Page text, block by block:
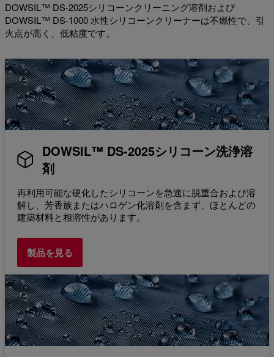
DOWSIL™ DS-2025シリコーンクリーニング溶剤および
DOWSIL™ DS-1000 水性シリコーンクリーナーは不燃性で、引
火点が高く、低粘度です。
DOWSIL™ DS-2025シリコーン洗浄溶
剤
再利用可能な硬化したシリコーンを急速に脱重合および溶
解し、芳香族またはハロゲン化溶剤を含まず、ほとんどの
建築材料と相溶性があります。
製品を見る